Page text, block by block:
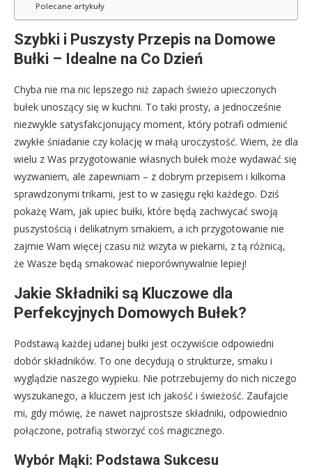
Polecane artykuły
Szybki i Puszysty Przepis na Domowe
Bułki – Idealne na Co Dzień
Chyba nie ma nic lepszego niż zapach świeżo upieczonych
bułek unoszący się w kuchni. To taki prosty, a jednocześnie
niezwykle satysfakcjonujący moment, który potrafi odmienić
zwykłe śniadanie czy kolację w małą uroczystość. Wiem, że dla
wielu z Was przygotowanie własnych bułek może wydawać się
wyzwaniem, ale zapewniam – z dobrym przepisem i kilkoma
sprawdzonymi trikami, jest to w zasięgu ręki każdego. Dziś
pokażę Wam, jak upiec bułki, które będą zachwycać swoją
puszystością i delikatnym smakiem, a ich przygotowanie nie
zajmie Wam więcej czasu niż wizyta w piekarni, z tą różnicą,
że Wasze będą smakować nieporównywalnie lepiej!
Jakie Składniki są Kluczowe dla
Perfekcyjnych Domowych Bułek?
Podstawą każdej udanej bułki jest oczywiście odpowiedni
dobór składników. To one decydują o strukturze, smaku i
wyglądzie naszego wypieku. Nie potrzebujemy do nich niczego
wyszukanego, a kluczem jest ich jakość i świeżość. Zaufajcie
mi, gdy mówię, że nawet najprostsze składniki, odpowiednio
połączone, potrafią stworzyć coś magicznego.
Wybór Mąki: Podstawa Sukcesu